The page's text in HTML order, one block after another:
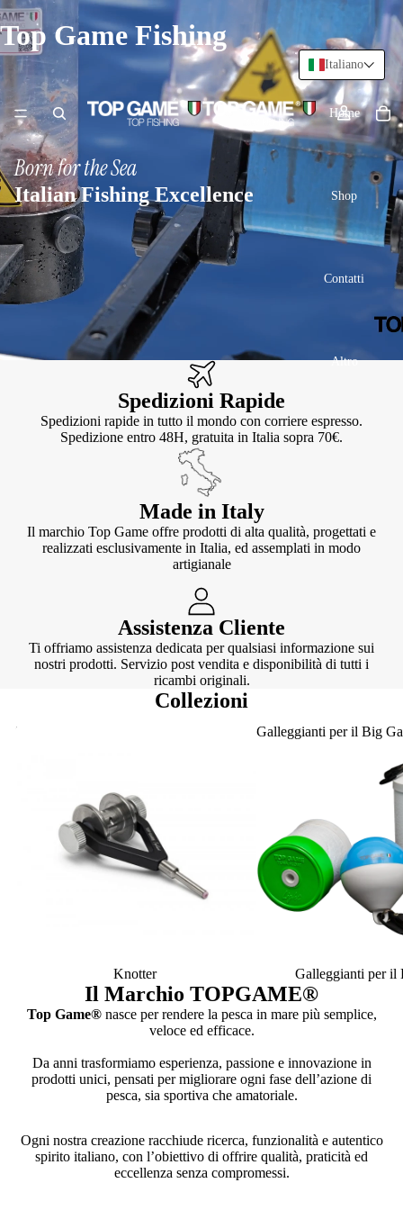
Top Game Fishing
Home
Shop
Contatti
Altro
Born for the Sea
Italian Fishing Excellence
Spedizioni Rapide
Spedizioni rapide in tutto il mondo con corriere espresso.
Spedizione entro 48H, gratuita in Italia sopra 70€.
Made in Italy
Il marchio Top Game offre prodotti di alta qualità, progettati e
realizzati esclusivamente in Italia, ed assemplati in modo
artigianale
Assistenza Cliente
Ti offriamo assistenza dedicata per qualsiasi informazione sui
nostri prodotti. Servizio post vendita e disponibilità di tutti i
ricambi originali.
Collezioni
Knotter
Knotter
Galleggianti per il Big
Galleggianti per il
Il Marchio TOPGAME®
Top Game®nasce per rendere la pesca in mare più semplice,
veloce ed efficace.
Da anni trasformiamo esperienza, passione e innovazione in
prodotti unici, pensati per migliorare ogni fase dell’azione di
pesca, sia sportiva che amatoriale.
Ogni nostra creazione racchiude ricerca, funzionalità e autentico
spirito italiano, con l’obiettivo di offrire qualità, praticità ed
eccellenza senza compromessi.
Italiano